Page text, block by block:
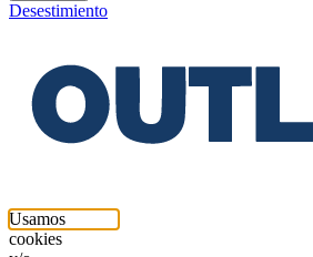
Desestimiento
Usamos
cookies